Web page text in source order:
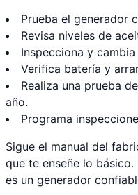
Prueba el generador
Revisa niveles de
Inspecciona y
Verifica batería y
Realiza una prueba
año.
Programa
Sigue el manual del
que te enseñe lo
es un generador